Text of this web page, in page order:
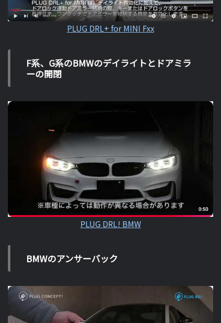
PLUG DRL+ for MINI Fxx
F系、G系のBMWのデイライトとドアミラ
ーの開閉
PLUG DRL! BMW
BMWのアンサーバック